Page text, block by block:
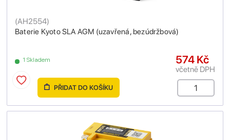
Baterie Kyoto SLA AGM (uzavřená, bezúdržbová)
(AH2554)
1 Skladem 574 Kč
včetně DPH
PŘIDAT DO KOŠÍKU